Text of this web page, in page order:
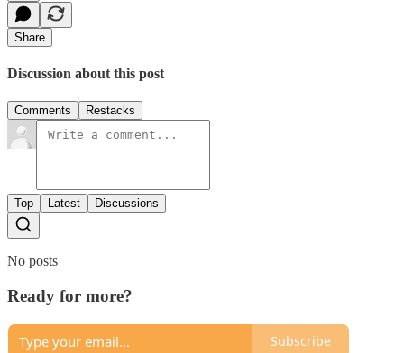
Share
Discussion about this post
Comments Restacks
Top Latest Discussions
No posts
Ready for more?
Subscribe